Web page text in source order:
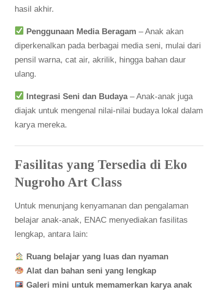
hasil akhir.
Penggunaan Media Beragam – Anak akan
diperkenalkan pada berbagai media seni, mulai dari
pensil warna, cat air, akrilik, hingga bahan daur
ulang.
Integrasi Seni dan Budaya– Anak-anak juga
diajak untuk mengenal nilai-nilai budaya lokal dalam
karya mereka.
Fasilitas yang Tersedia di Eko
Nugroho Art Class
Untuk menunjang kenyamanan dan pengalaman
belajar anak-anak, ENAC menyediakan fasilitas
lengkap, antara lain:
Ruang belajar yang luas dan nyaman
Alat dan bahan seni yang lengkap
Galeri mini untuk memamerkan karya anak